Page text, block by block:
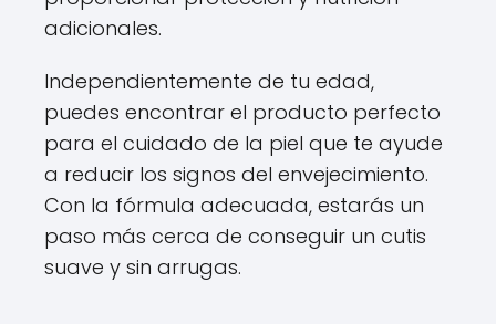
adicionales.
Independientemente de tu edad,
puedes encontrar el producto perfecto
para el cuidado de la piel que te ayude
a reducir los signos del envejecimiento.
Con la fórmula adecuada, estarás un
paso más cerca de conseguir un cutis
suave y sin arrugas.